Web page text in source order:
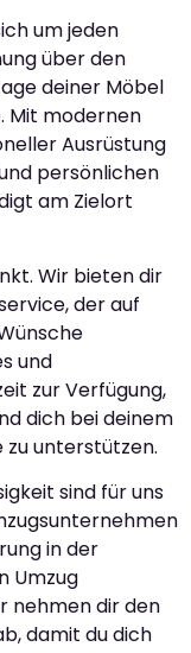
um jeden
über den
deiner Möbel
Mit modernen
Ausrüstung
persönlichen
am Zielort
Wir bieten dir
der auf
und
zur Verfügung,
dich bei deinem
zu unterstützen.
sind für uns
in der
Umzug
nehmen dir den
damit du dich